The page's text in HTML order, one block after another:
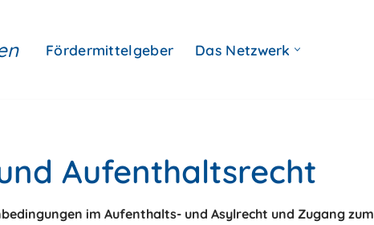
Fördermittelgeber Das Netzwerk
Aufenthaltsrecht
im Aufenthalts- und Asylrecht und Zugang zum